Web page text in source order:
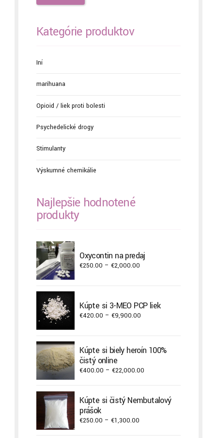
Kategórie produktov
Iní
marihuana
Opioid / liek proti bolesti
Psychedelické drogy
Stimulanty
Výskumné chemikálie
Najlepšie hodnotené
produkty
Oxycontin na predaj
€250.00 – €2,000.00
€2,000.00
Kúpte si 3-MEO PCP liek
€420.00 – €9,900.00
through
€9,900.00
Kúpte si biely heroín 100%
čistý online
€400.00 – €22,000.00
through
Kúpte si čistý Nembutalový
prášok
€250.00 – €1,300.00